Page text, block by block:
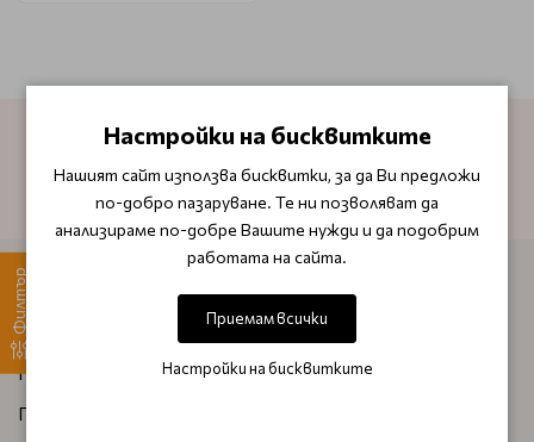
Филтър
АБОНИРАЙТЕ СЕ ЗА НАШИЯ БЮЛЕТИН
ИНФОРМАЦИЯ
За нас
Плащане и доставка
Правила и условия за бонус точки
Настройки на бисквитките
Нашият сайт използва бисквитки, за да Ви предложи
по-добро пазаруване. Те ни позволяват да
анализираме по-добре Вашите нужди и да подобрим
работата на сайта.
Приемам всички
Настройки на бисквитките